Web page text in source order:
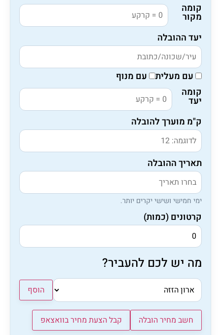
קומה
מקור
יעד ההובלה
עם מעלית
עם מנוף
קומה
יעד
ק"מ מוערך להובלה
תאריך ההובלה
ימי חמישי ושישי יקרים יותר.
קרטונים (כמות)
מה יש לכם להעביר?
הוסף
חשב מחיר הובלה קבל הצעת מחיר בוואצאפ